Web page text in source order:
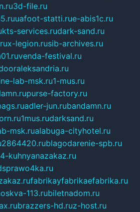
3d-file.ru
uafoot-statti.rue-abis1c.ru
kts-services.rudark-sand.ru
x-legion.rusib-archives.ru
venda-festival.ru
lab-msk.ru1-mus.ru
purse-factory.ru
adler-jun.rubandamn.ru
1mus.rudarksand.ru
msk.rualabuga-cityhotel.ru
2864420.rublagodarenie-spb.ru
kuhnyanazakaz.ru
fabrikayfabrikaefabrika.ru
113.rubiletnadom.ru
brazzers-hd.ruz-host.ru